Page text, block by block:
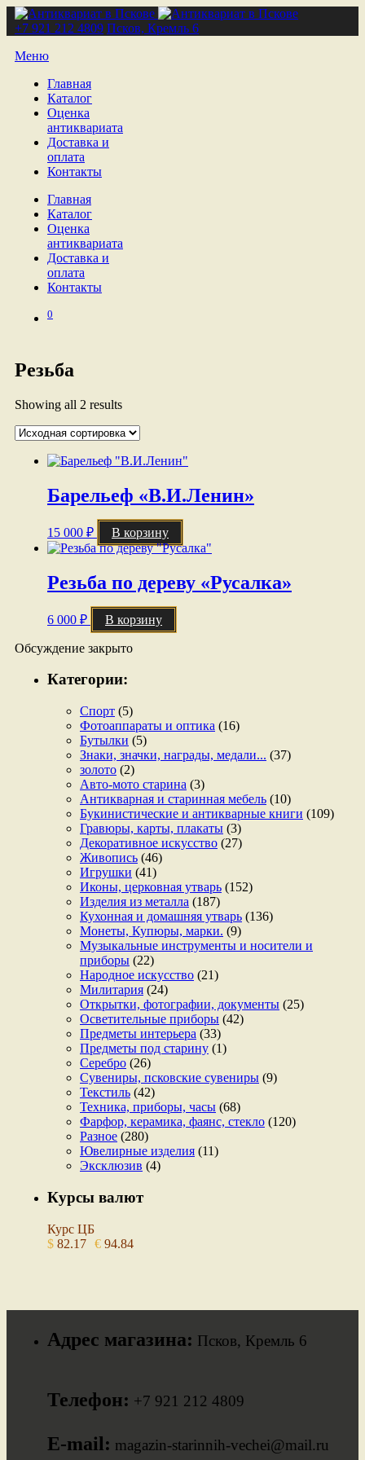
+7 921 212 4809 Псков, Кремль 6
Меню
Главная
Каталог
Оценка
антиквариата
Доставка и
оплата
Контакты
Главная
Каталог
Оценка
антиквариата
Доставка и
оплата
Контакты
0
Резьба
Showing all 2 results
Барельеф «В.И.Ленин»
15 000 ₽ В корзину
Резьба по дереву «Русалка»
6 000 ₽ В корзину
Обсуждение закрыто
Категории:
Спорт (5)
Фотоаппараты и оптика (16)
Бутылки (5)
Знаки, значки, награды, медали... (37)
золото (2)
Авто-мото старина (3)
Антикварная и старинная мебель (10)
Букинистические и антикварные книги (109)
Гравюры, карты, плакаты (3)
Декоративное искусство (27)
Живопись (46)
Игрушки (41)
Иконы, церковная утварь (152)
Изделия из металла (187)
Кухонная и домашняя утварь (136)
Монеты, Купюры, марки. (9)
Музыкальные инструменты и носители и
приборы (22)
Народное искусство (21)
Милитария (24)
Открытки, фотографии, документы (25)
Осветительные приборы (42)
Предметы интерьера (33)
Предметы под старину (1)
Серебро (26)
Сувениры, псковские сувениры (9)
Текстиль (42)
Техника, приборы, часы (68)
Фарфор, керамика, фаянс, стекло (120)
Разное (280)
Ювелирные изделия (11)
Эксклюзив (4)
Курсы валют
Курс ЦБ
$ 82.17 € 94.84
Адрес магазина: Псков, Кремль 6
Телефон: +7 921 212 4809
E-mail: magazin-starinnih-vechei@mail.ru